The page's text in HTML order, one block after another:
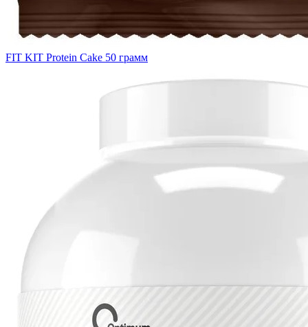
FIT KIT Protein Cake 50 грамм